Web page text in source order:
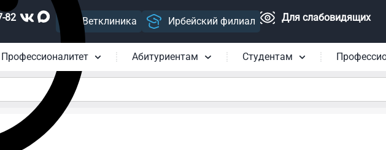
82 Ветклиника Ирбейский филиал Для слабовидящих
Абитуриентам Студентам